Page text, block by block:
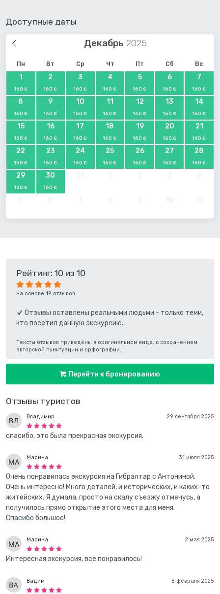
Доступные даты
Декабрь
Пн Вт Ср Чт Пт Сб Вс
1
160 €
2
160 €
3
160 €
4
160 €
5
160 €
6
160 €
7
160 €
8
160 €
9
160 €
10
160 €
11
160 €
12
160 €
13
160 €
14
160 €
15
160 €
16
160 €
17
160 €
18
160 €
19
160 €
20
160 €
21
160 €
22
160 €
23
160 €
24
160 €
25
160 €
26
160 €
27
160 €
28
160 €
29
160 €
30
160 €
Отзывы туристов
29 сентября 2025
Владимир
спасибо, это была прекрасная экскурсия.
31 июля 2025
Марина
Очень понравилась экскурсия на Гибралтар с Антониной.
Очень интересно! Много деталей, и исторических, и каких-то
житейских. Я думала, просто на скалу съезжу отмечусь, а
получилось прямо открытие этого места для меня.
Спасибо большое!
2 мая 2025
Марина
Интересная экскурсия, все понравилось!
6 февраля 2025
Вадим
Рейтинг: 10 из 10
на основе 19 отзывов
Отзывы оставлены реальными людьми - только теми,
кто посетил данную экскурсию.
Тексты отзывов приведены в оригинальном виде, с сохранением
авторской пунктуации и орфографии.
Перейти к бронированию